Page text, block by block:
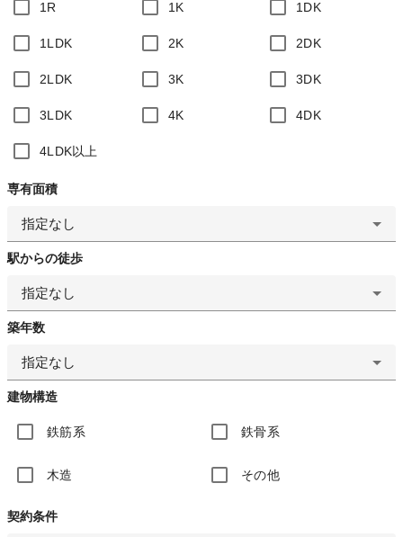
1R 1K 1DK
1LDK 2K 2DK
2LDK 3K 3DK
3LDK 4K 4DK
4LDK以上
専有面積
指定なし
駅からの徒歩
指定なし
築年数
指定なし
建物構造
鉄筋系 鉄骨系
木造 その他
契約条件